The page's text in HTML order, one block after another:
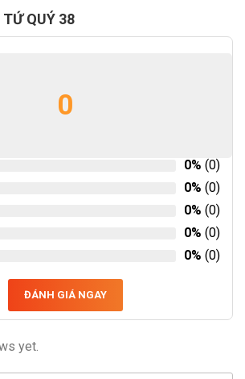
TỨ QUÝ 38
0
0% (0)
0% (0)
0% (0)
0% (0)
0% (0)
ĐÁNH GIÁ NGAY
yet.